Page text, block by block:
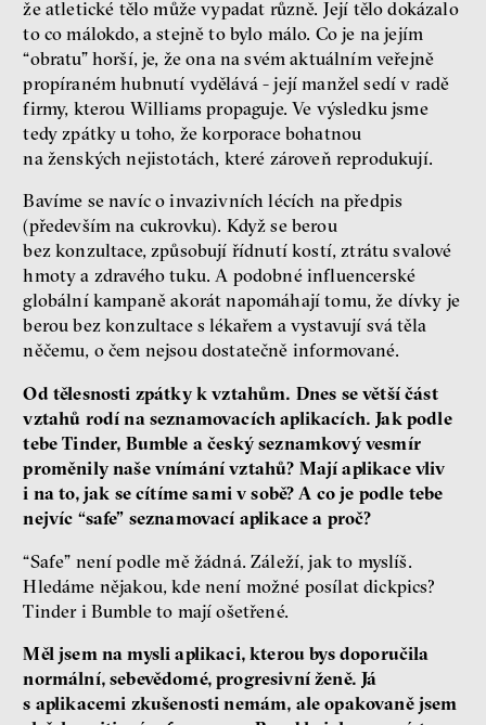
že atletické tělo může vypadat různě. Její tělo dokázalo
to co málokdo, a stejně to bylo málo. Co je na jejím
“obratu” horší, je, že ona na svém aktuálním veřejně
propíraném hubnutí vydělává - její manžel sedí v radě
firmy, kterou Williams propaguje. Ve výsledku jsme
tedy zpátky u toho, že korporace bohatnou
na ženských nejistotách, které zároveň reprodukují.
Bavíme se navíc o invazivních lécích na předpis
(především na cukrovku). Když se berou
bez konzultace, způsobují řídnutí kostí, ztrátu svalové
hmoty a zdravého tuku. A podobné influencerské
globální kampaně akorát napomáhají tomu, že dívky je
berou bez konzultace s lékařem a vystavují svá těla
něčemu, o čem nejsou dostatečně informované.
Od tělesnosti zpátky k vztahům. Dnes se větší část
vztahů rodí na seznamovacích aplikacích. Jak podle
tebe Tinder, Bumble a český seznamkový vesmír
proměnily naše vnímání vztahů? Mají aplikace vliv
i na to, jak se cítíme sami v sobě? A co je podle tebe
nejvíc “safe” seznamovací aplikace a proč?
“Safe” není podle mě žádná. Záleží, jak to myslíš.
Hledáme nějakou, kde není možné posílat dickpics?
Tinder i Bumble to mají ošetřené.
Měl jsem na mysli aplikaci, kterou bys doporučila
normální, sebevědomé, progresivní ženě. Já
s aplikacemi zkušenosti nemám, ale opakovaně jsem